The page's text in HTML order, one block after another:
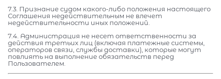
7.3. Признание судом какого-либо положения настоящего
Соглашения недействительным не влечет
недействительности иных положений.
7.4. Администрация не несет ответственности за
действия третьих лиц (включая платежные системы,
операторов связи, службы доставки), которые могут
повлиять на выполнение обязательств перед
Пользователем.